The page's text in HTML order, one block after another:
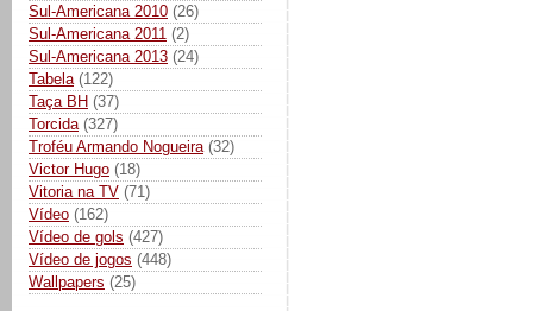
Sul-Americana 2010 (26)
Sul-Americana 2011 (2)
Sul-Americana 2013 (24)
Tabela (122)
Taça BH (37)
Torcida (327)
Troféu Armando Nogueira (32)
Victor Hugo (18)
Vitoria na TV (71)
Vídeo (162)
Vídeo de gols (427)
Vídeo de jogos (448)
Wallpapers (25)